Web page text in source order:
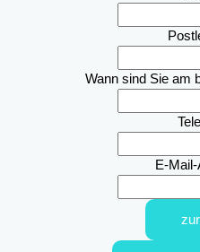
Wann sind Sie am
E-